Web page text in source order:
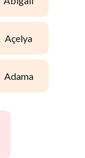
açelya
adama